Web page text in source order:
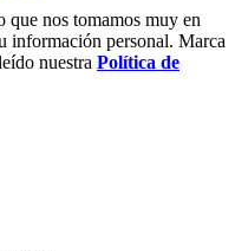
que nos tomamos muy en
información personal. Marca
nuestra Política de